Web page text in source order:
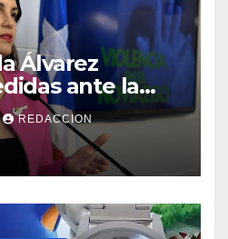
Álvarez
ante la
noviazgo
REDACCION